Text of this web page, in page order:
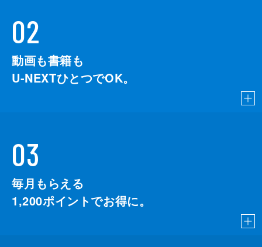
02
動画も書籍も
U-NEXTひとつでOK。
03
毎月もらえる
1,200ポイントでお得に。